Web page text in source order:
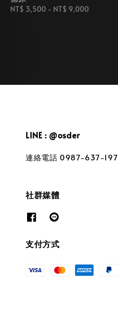
Regular
NT$ 3,500 - NT$ 9,000
LINE : @osder
連絡電話 0987-637-197
社群媒體
支付方式